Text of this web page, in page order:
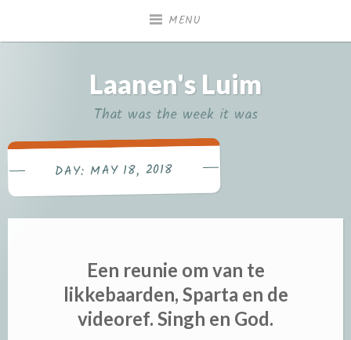
MENU
Laanen's Luim
That was the week it was
DAY: MAY 18, 2018
Een reunie om van te
likkebaarden, Sparta en de
videoref. Singh en God.